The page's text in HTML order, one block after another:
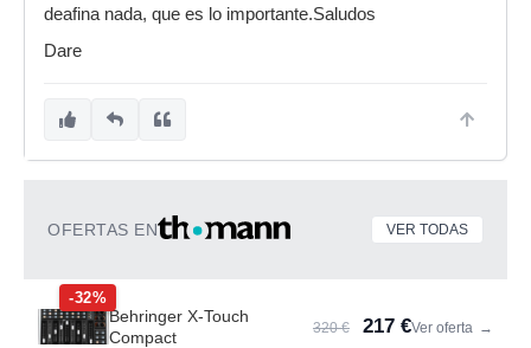
deafina nada, que es lo importante.Saludos
Dare
OFERTAS EN VER TODAS
-32%
Behringer X-Touch
Compact
320 € 217 €Ver oferta →